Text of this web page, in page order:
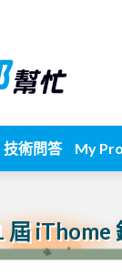
技術問答 My
屆 iThome